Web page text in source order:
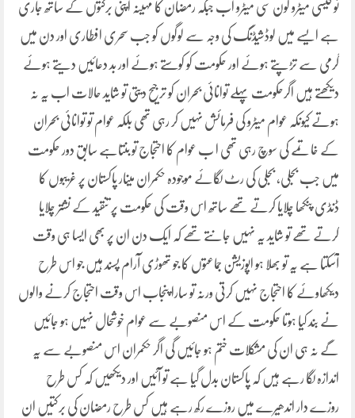
تو کیسی میٹرو کون سی میٹرو اب جبکہ رمضان کا مہینہ اپنی برکتوں کے ساتھ جاری
ہے ایسے میں لوڈشیڈنگ کی وجہ سے لوگوں کو جب سحری افطاری اور دن میں
گرمی سے تڑپتے ہوئے اور حکومت کو کوستے ہوئے اور بد دعائیں دیتے ہوئے
دیکھتے ہیں اگرحکومت پہلے توانائی بحران کو ترجیح دیتی تو شاید حالات اب یہ نہ
ہوتے کیونکہ عوام میٹرو کی فرمائش نہیں کر رہی تھی بلکہ عوام تو توانائی بحران
کے خاتمے کی سوچ رہی تھی ا ب عوام کا احتجاج تو بنتاہے سابق دور حکومت
میں جب بجلی، بجلی کی رٹ لگائے موجودہ حکمران مینار پاکستان پر غریبوں کا
ڈنڈی پنکھا چلایا کرتے تھے ساتھ اس وقت کی حکومت پر تنقید کے نشتر چلایا
کرتے تھے تو شاید یہ نہیں جانتے تھے کہ ایک دن ان پر بھی ایسا ہی وقت
آسکتا ہے یہ تو بھلا ہو اپوزیشن جماعتوں کا جو تھوڑی آرام پسند ہیں جو اس طرح
دیکھاوئے کا احتجاج نہیں کرتی ورنہ تو سارا پنجاب اس وقت احتجاج کرنے والوں
نے بند کیا ہوتا حکومت کے اس منصوبے سے عوام خوشحال نہیں ہو جائیں
گے نہ ہی ان کی مشکلات ختم ہو جائیں گی اگر حکمران اس منصوبے سے یہ
اندازہ لگا رہے ہیں کہ پاکستان بدل گیا ہے تو آئیں اور دیکھیں کہ کس طرح
روزے دار اندھیرے میں روزے رکھ رہے ہیں کس طرح رمضان کی برکتیں ان